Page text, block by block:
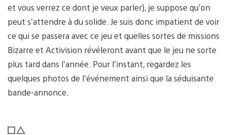
et vous verrez ce dont je veux parler), je suppose qu’on
peut s’attendre à du solide. Je suis donc impatient de voir
ce qui se passera avec ce jeu et quelles sortes de missions
Bizarre et Activision révéleront avant que le jeu ne sorte
plus tard dans l’année. Pour l’instant, regardez les
quelques photos de l’événement ainsi que la séduisante
bande-annonce.